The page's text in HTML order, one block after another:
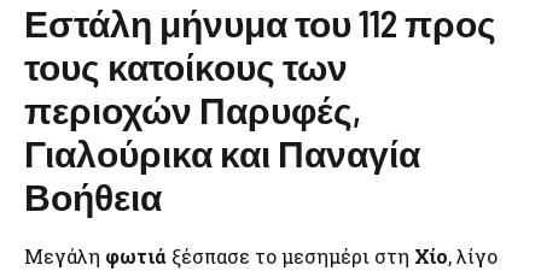
Εστάλη μήνυμα του 112 προς
τους κατοίκους των
περιοχών Παρυφές,
Γιαλούρικα και Παναγία
Βοήθεια
Μεγάλη φωτιά ξέσπασε το μεσημέρι στη Χίο, λίγο